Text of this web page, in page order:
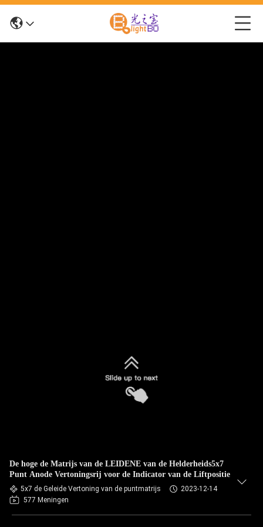
De hoge de Matrijs van de LEIDENE van de Helderheids5x7
Punt Anode Vertoningsrij voor de Indicator van de Liftpositie
5x7 de Geleide Vertoning van de puntmatrijs
2023-12-14
577 Meningen